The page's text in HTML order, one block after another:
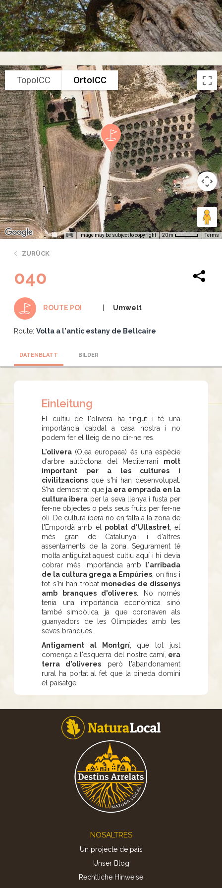
TopoICC OrtoICC
Image may be subject to copyright 20 m Terms
ZURÜCK
040
ROUTE POI Umwelt
Route: Volta a l'antic estany de Bellcaire
DATENBLATT BILDER
Einleitung
El cultiu de l'olivera ha tingut i té una
importància cabdal a casa nostra i no
podem fer el lleig de no dir-ne res.
L'olivera (Olea europaea) és una espècie
d'arbre autòctona del Mediterrani molt
important per a les cultures i
civilitzacions que s'hi han desenvolupat.
S'ha demostrat queja era emprada en la
cultura ibera per la seva llenya i fusta per
fer-ne objectes o pels seus fruits per fer-ne
oli. De cultura ibera no en falta a la zona de
l'Empordà amb el poblat d'Ullastret, el
més gran de Catalunya, i d'altres
assentaments de la zona. Segurament té
molta antiguitat aquest cultiu aquí i hi devia
cobrar més importància amb
l'arribada
de la cultura grega a Empúries , on fins i
tot s'hi han trobatmonedes de dissenys
amb branques d'oliveres . No només
tenia una importància econòmica sinó
també simbòlica, ja que coronaven als
guanyadors de les Olimpíades amb les
seves branques.
Antigament al Montgrí, que tot just
comença a l'esquerra del nostre camí, era
terra d'oliveres però l'abandonament
rural ha portat al fet que la pineda domini
el paisatge.
NOSALTRES
Un projecte de país
Unser Blog
Rechtliche Hinweise